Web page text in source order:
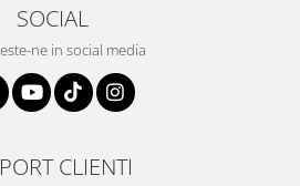
SOCIAL
ne in social media
CLIENTI